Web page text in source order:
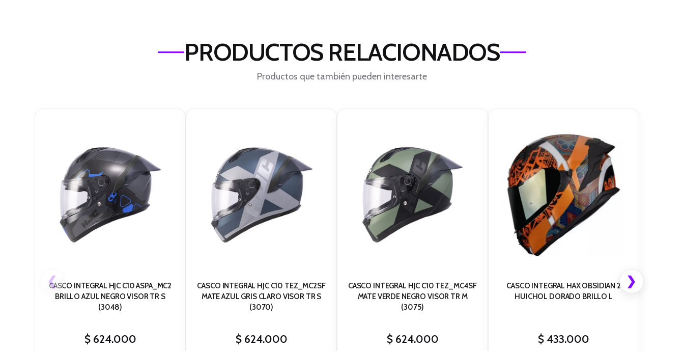
PRODUCTOS RELACIONADOS
Productos que también pueden interesarte
CASCO INTEGRAL HJC C10 ASPA_MC2
BRILLO AZUL NEGRO VISOR TR S
(3048)
$624.000
CASCO INTEGRAL HJC C10 TEZ_MC2SF
MATE AZUL GRIS CLARO VISOR TR S
(3070)
$624.000
CASCO INTEGRAL HJC C10 TEZ_MC4SF
MATE VERDE NEGRO VISOR TR M
(3075)
$624.000
CASCO INTEGRAL HAX OBSIDIAN 2
HUICHOL DORADO BRILLO L
$ 433.000
❮ ❯